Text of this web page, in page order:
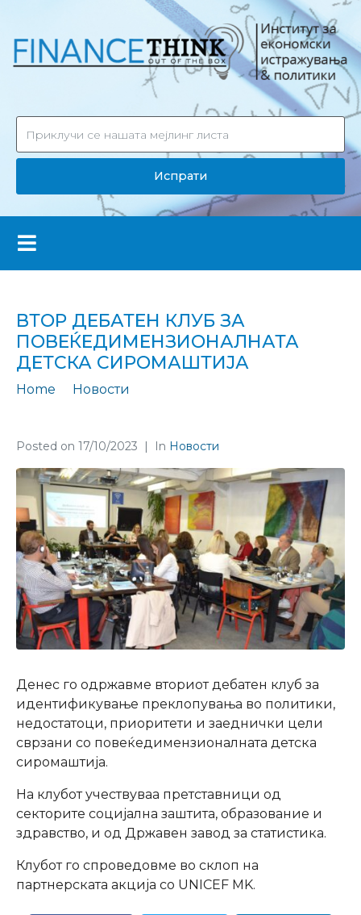
Испрати
ВТОР ДЕБАТЕН КЛУБ ЗА
ПОВЕЌЕДИМЕНЗИОНАЛНАТА
ДЕТСКА СИРОМАШТИЈА
Home
Новости
Posted on 17/10/2023 In Новости
Денес го одржавме вториот дебатен клуб за
идентификување преклопувања во политики,
недостатоци, приоритети и заеднички цели
сврзани со повеќедимензионалната детска
сиромаштија.
На клубот учествуваа претставници од
секторите социјална заштита, образование и
здравство, и од Државен завод за статистика.
Клубот го спроведовме во склоп на
партнерската акција со UNICEF MK.